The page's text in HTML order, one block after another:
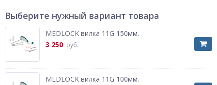
Выберите нужный вариант товара
MEDLOCK вилка 11G 150мм.
3 250 руб.
MEDLOCK вилка 11G 100мм.